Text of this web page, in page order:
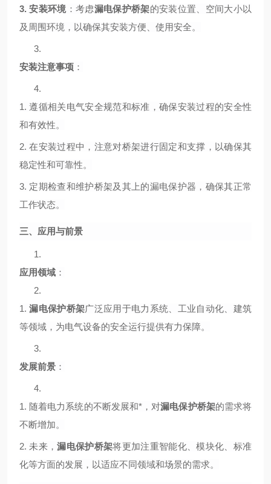
3.安装环境：考虑漏电保护桥架的安装位置、空间大小以
及周围环境，以确保其安装方便、使用安全。
3.
安装注意事项 ：
4.
1.遵循相关电气安全规范和标准，确保安装过程的安全性
和有效性。
2.在安装过程中，注意对桥架进行固定和支撑，以确保其
稳定性和可靠性。
3. 定期检查和维护桥架及其上的漏电保护器，确保其正常
工作状态。
三、应用与前景
1.
应用领域 ：
2.
1.漏电保护桥架广泛应用于电力系统、工业自动化、建筑
等领域，为电气设备的安全运行提供有力保障。
3.
发展前景 ：
4.
1. 随着电力系统的不断发展和*，对漏电保护桥架的需求将
不断增加。
2. 未来，漏电保护桥架将更加注重智能化、模块化、标准
化等方面的发展，以适应不同领域和场景的需求。